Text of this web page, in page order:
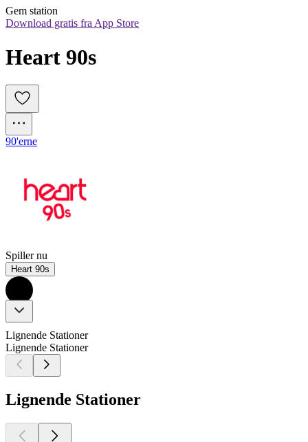
Gem station
Download gratis fra App Store
Heart 90s
90'erne
Spiller nu
Heart 90s
Lignende Stationer
Lignende Stationer
Lignende Stationer